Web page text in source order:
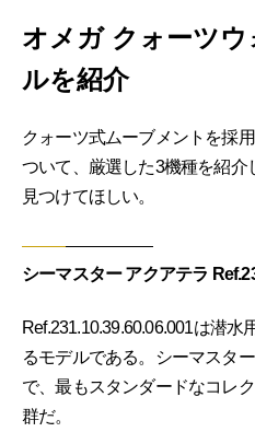
オメガ クォーツ
ルを紹介
クォーツ式ムーブメントを採
ついて、厳選した3機種を紹介
見つけてほしい。
シーマスター アクアテラ
Ref.231.10.39.60.06.001は潜
るモデルである。シーマスタ
で、最もスタンダードなコレ
群だ。